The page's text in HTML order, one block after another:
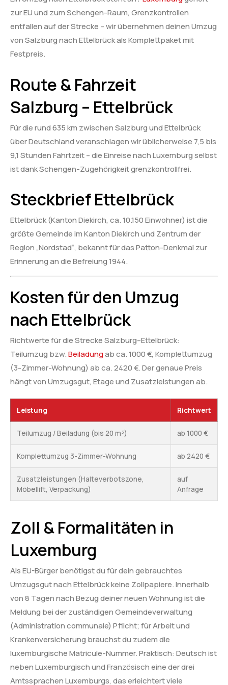
zur EU und zum Schengen-Raum, Grenzkontrollen
entfallen auf der Strecke – wir übernehmen deinen Umzug
von Salzburg nach Ettelbrück als Komplettpaket mit
Festpreis.
Route & Fahrzeit
Salzburg – Ettelbrück
Für die rund 635 km zwischen Salzburg und Ettelbrück
über Deutschland veranschlagen wir üblicherweise 7,5 bis
9,1 Stunden Fahrtzeit – die Einreise nach Luxemburg selbst
ist dank Schengen-Zugehörigkeit grenzkontrollfrei.
Steckbrief Ettelbrück
Ettelbrück (Kanton Diekirch, ca. 10.150 Einwohner) ist die
größte Gemeinde im Kanton Diekirch und Zentrum der
Region „Nordstad“, bekannt für das Patton-Denkmal zur
Erinnerung an die Befreiung 1944.
Kosten für den Umzug
nach Ettelbrück
Richtwerte für die Strecke Salzburg–Ettelbrück:
Teilumzug bzw.Beiladungab ca. 1000 €, Komplettumzug
(3-Zimmer-Wohnung) ab ca. 2420 €. Der genaue Preis
hängt von Umzugsgut, Etage und Zusatzleistungen ab.
Leistung Richtwert
Teilumzug / Beiladung (bis 20 m³) ab 1000 €
Komplettumzug 3-Zimmer-Wohnung ab 2420 €
Zusatzleistungen (Halteverbotszone,
Möbellift, Verpackung)
auf
Anfrage
Zoll & Formalitäten in
Luxemburg
Als EU-Bürger benötigst du für dein gebrauchtes
Umzugsgut nach Ettelbrück keine Zollpapiere. Innerhalb
von 8 Tagen nach Bezug deiner neuen Wohnung ist die
Meldung bei der zuständigen Gemeindeverwaltung
(Administration communale) Pflicht; für Arbeit und
Krankenversicherung brauchst du zudem die
luxemburgische Matricule-Nummer. Praktisch: Deutsch ist
neben Luxemburgisch und Französisch eine der drei
Amtssprachen Luxemburgs, das erleichtert viele